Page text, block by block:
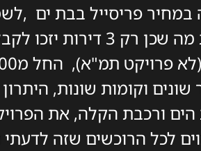
במחיר פריסייל בבת ים
יחידות למכירה סביב ה8
שונים וקומות שונות,
ורכבת הקלה, את
לכל הרוכשים שזה